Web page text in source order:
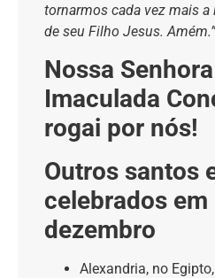
tornarmos cada vez mais
de seu Filho Jesus. Amém.”
Nossa
Imaculada
rogai por nós!
Outros santos
celebrados em
dezembro
Alexandria, no